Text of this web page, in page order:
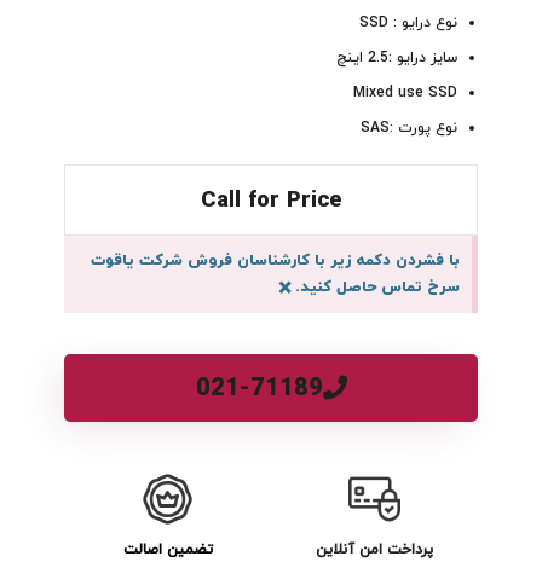
نوع درایو : SSD
سایز درایو :2.5 اینچ
Mixed use SSD
نوع پورت :SAS
Call for Price
با فشردن دکمه زیر با کارشناسان فروش شرکت یاقوت
سرخ تماس حاصل کنید.×
021-71189
پرداخت امن آنلاین تضمین اصالت